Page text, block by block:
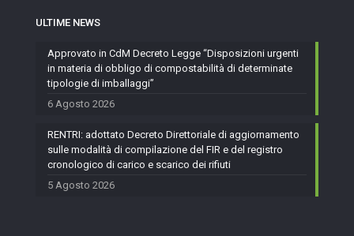
ULTIME NEWS
Approvato in CdM Decreto Legge “Disposizioni urgenti
in materia di obbligo di compostabilità di determinate
tipologie di imballaggi”
6 Agosto 2026
RENTRI: adottato Decreto Direttoriale di aggiornamento
sulle modalità di compilazione del FIR e del registro
cronologico di carico e scarico dei rifiuti
5 Agosto 2026